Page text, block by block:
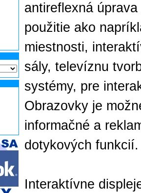
antireflexná
použitie ako
miestnosti,
sály, televíznu
systémy, pre
Obrazovky je
informačné a
dotykových funkcií.
Interaktívne